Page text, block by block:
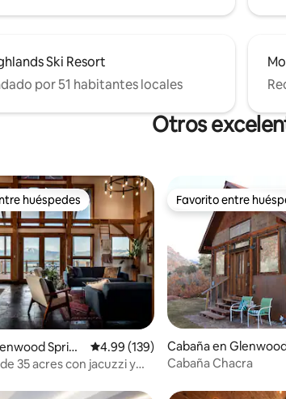
Ski Resort
por 51 habitantes locales
Otros
en Favorito entre huéspedes
huéspedes
Spring
Calificación promedio: 4.99 de 5;
4.99 (139)
35 acres con jacuzzi y
Favorito entre
Favorito entre
Cabaña en
gs
Cabaña Chacra